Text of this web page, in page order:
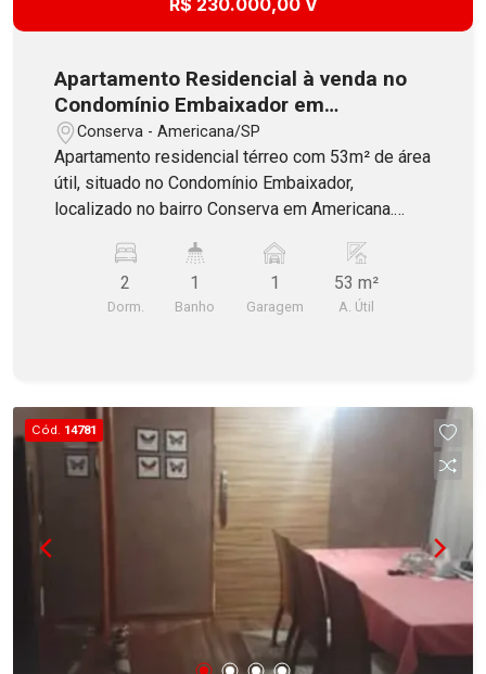
R$ 230.000,00 V
Apartamento Residencial à venda no
Condomínio Embaixador em
Americana
Conserva - Americana/SP
Apartamento residencial térreo com 53m² de área
útil, situado no Condomínio Embaixador,
localizado no bairro Conserva em Americana.
armários planejados, banheiro social, sala dois
ambientes, cozinha incluindo armários planejados
e cooktop, área de serviço e 1 vaga de garagem
2
Dorm.
1
Banho
1
Garagem
53 m²
A. Útil
Cód. 14781